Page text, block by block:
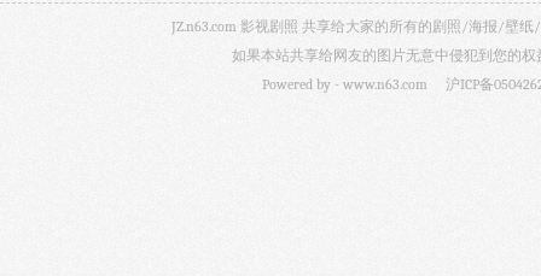
JZ.n63.com 影视剧照 共享给大家的所有的剧照/海报/壁
如果本站共享给网友的图片无意中侵犯到您的
Powered by - www.n63.com 沪ICP备